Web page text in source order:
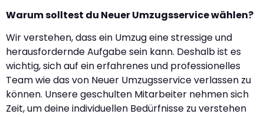
Warum solltest du Neuer Umzugsservice wählen?
Wir verstehen, dass ein Umzug eine stressige und
herausfordernde Aufgabe sein kann. Deshalb ist es
wichtig, sich auf ein erfahrenes und professionelles
Team wie das von Neuer Umzugsservice verlassen zu
können. Unsere geschulten Mitarbeiter nehmen sich
Zeit, um deine individuellen Bedürfnisse zu verstehen